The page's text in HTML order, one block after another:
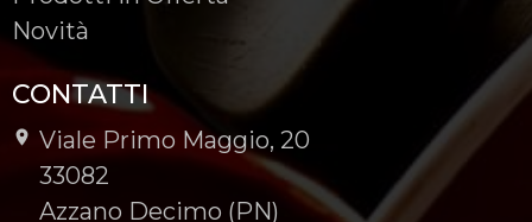
Novità
CONTATTI
Viale Primo Maggio, 20
-
33082
-
Azzano Decimo (PN)